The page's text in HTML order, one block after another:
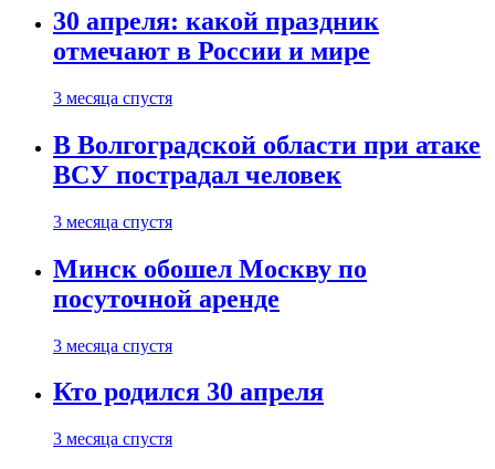
30 апреля: какой праздник
отмечают в России и мире
3 месяца спустя
В Волгоградской области при атаке
ВСУ пострадал человек
3 месяца спустя
Минск обошел Москву по
посуточной аренде
3 месяца спустя
Кто родился 30 апреля
3 месяца спустя